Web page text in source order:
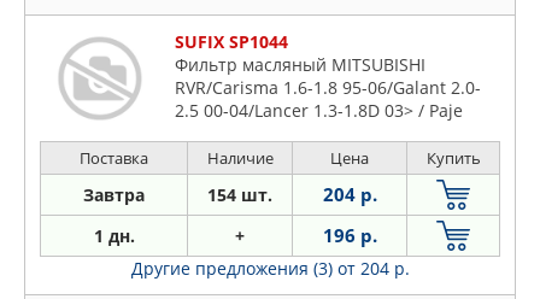
SUFIX SP1044
Фильтр масляный MITSUBISHI
RVR/Carisma 1.6-1.8 95-06/Galant 2.0-
2.5 00-04/Lancer 1.3-1.8D 03> / Paje
Поставка Наличие Цена Купить
Завтра 154 шт. 204 р.
1 дн. + 196 р.
Другие предложения (3) от 204 р.